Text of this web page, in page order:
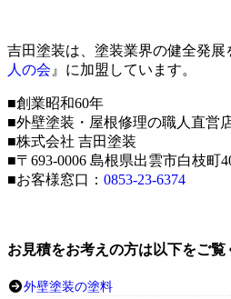
吉田塗装は、塗装業界の健全発展
人の会 』に加盟しています。
■創業昭和60年
■外壁塗装・屋根修理の職人直営
■株式会社 吉田塗装
■〒693-0006 島根県出雲市白枝町
■お客様窓口： 0853-23-6374
お見積をお考えの方は以下をご覧
外壁塗装の塗料